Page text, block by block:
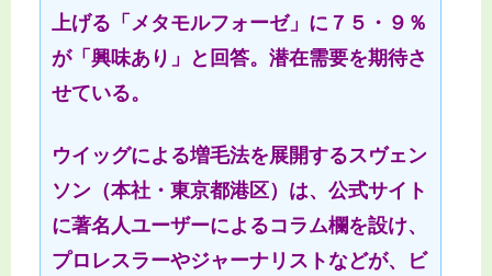
上げる「メタモルフォーゼ」に７５・９％
が「興味あり」と回答。潜在需要を期待さ
せている。
ウイッグによる増毛法を展開するスヴェン
ソン（本社・東京都港区）は、公式サイト
に著名人ユーザーによるコラム欄を設け、
プロレスラーやジャーナリストなどが、ビ